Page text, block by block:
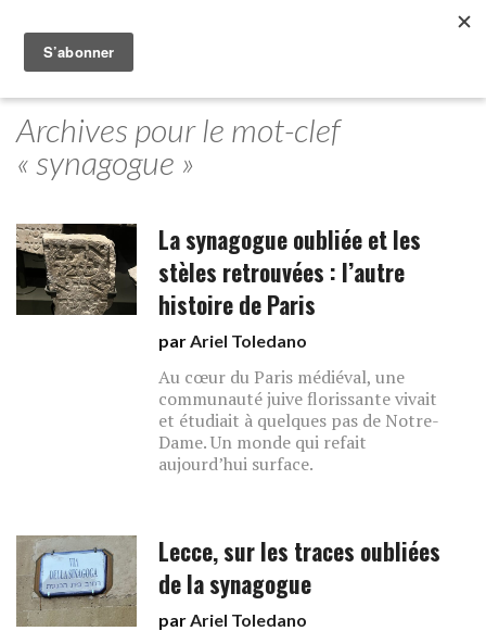
Archives pour le mot-clef
« synagogue »
La synagogue oubliée et les
stèles retrouvées : l’autre
histoire de Paris
parAriel Toledano
Au cœur du Paris médiéval, une
communauté juive florissante vivait
et étudiait à quelques pas de Notre-
Dame. Un monde qui refait
aujourd’hui surface.
Lecce, sur les traces oubliées
de la synagogue
parAriel Toledano